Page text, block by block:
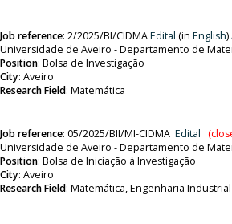
Job reference: 2/2025/BI/CIDMAEdital (in English)
Universidade de Aveiro - Departamento de
Position: Bolsa de Investigação
City: Aveiro
Research Field: Matemática
Job reference: 05/2025/BII/MI-CIDMA Edital
Universidade de Aveiro - Departamento de
Position: Bolsa de Iniciação à Investigação
City: Aveiro
Research Field: Matemática, Engenharia